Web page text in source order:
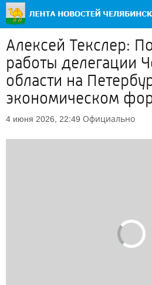
Алексей Текслер:
работы делегации
области на
экономическом
4 июня 2026, 22:49 Официально